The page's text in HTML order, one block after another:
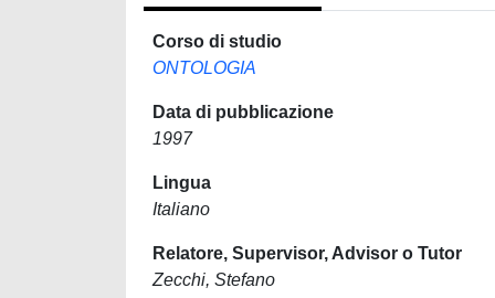
Corso di studio
ONTOLOGIA
Data di pubblicazione
1997
Lingua
Italiano
Relatore, Supervisor, Advisor o Tutor
Zecchi, Stefano